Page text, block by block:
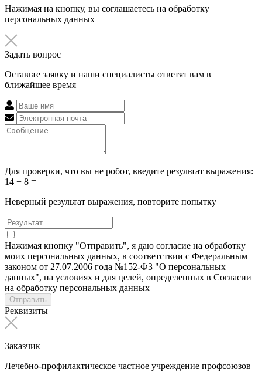
Нажимая на кнопку, вы соглашаетесь на обработку
персональных данных
Задать вопрос
Оставьте заявку и наши специалисты ответят вам в
ближайшее время
Для проверки, что вы не робот, введите результат выражения:
14 + 8 =
Неверный результат выражения, повторите попытку
Нажимая кнопку "Отправить", я даю согласие на обработку
моих персональных данных, в соответствии с Федеральным
законом от 27.07.2006 года №152-Ф3 "О персональных
данных", на условиях и для целей, определенных в Согласии
на обработку персональных данных
Отправить
Реквизиты
Заказчик
Лечебно-профилактическое частное учреждение профсоюзов